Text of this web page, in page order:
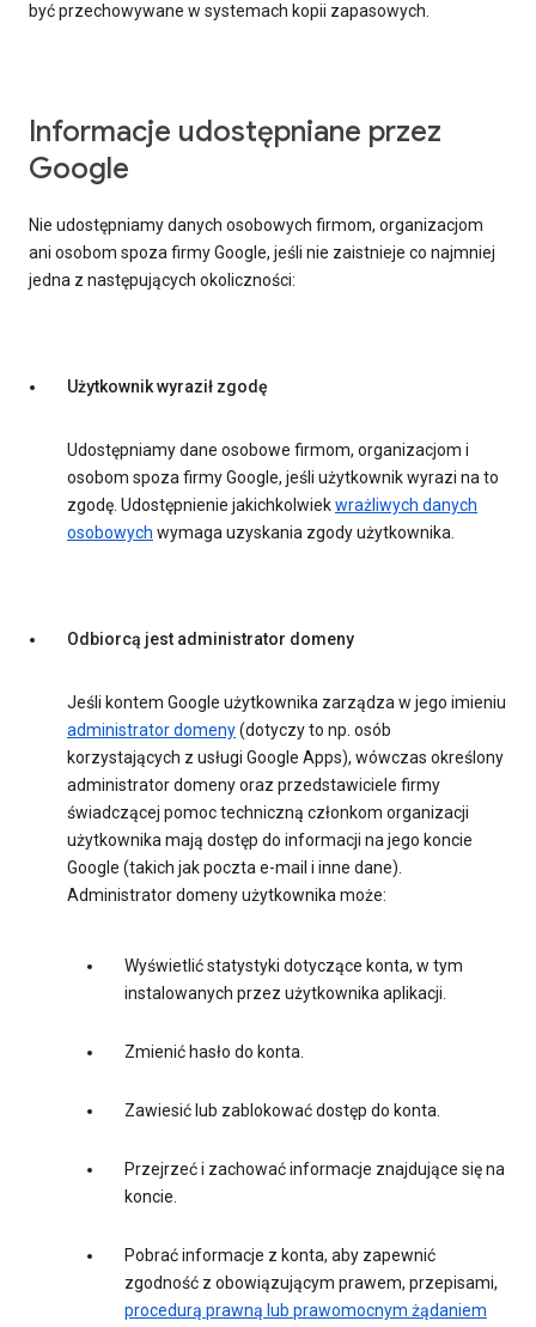
być przechowywane w systemach kopii zapasowych.
Informacje udostępniane przez
Google
Nie udostępniamy danych osobowych firmom, organizacjom
ani osobom spoza firmy Google, jeśli nie zaistnieje co najmniej
jedna z następujących okoliczności:
Użytkownik wyraził zgodę
Udostępniamy dane osobowe firmom, organizacjom i
osobom spoza firmy Google, jeśli użytkownik wyrazi na to
zgodę. Udostępnienie jakichkolwiekwrażliwych danych
osobowych wymaga uzyskania zgody użytkownika.
Odbiorcą jest administrator domeny
Jeśli kontem Google użytkownika zarządza w jego imieniu
administrator domeny(dotyczy to np. osób
korzystających z usługi Google Apps), wówczas określony
administrator domeny oraz przedstawiciele firmy
świadczącej pomoc techniczną członkom organizacji
użytkownika mają dostęp do informacji na jego koncie
Google (takich jak poczta e-mail i inne dane).
Administrator domeny użytkownika może:
Wyświetlić statystyki dotyczące konta, w tym
instalowanych przez użytkownika aplikacji.
Zmienić hasło do konta.
Zawiesić lub zablokować dostęp do konta.
Przejrzeć i zachować informacje znajdujące się na
koncie.
Pobrać informacje z konta, aby zapewnić
zgodność z obowiązującym prawem, przepisami,
procedurą prawną lub prawomocnym żądaniem